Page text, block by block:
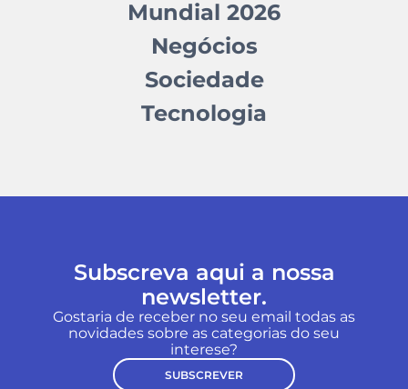
Mundial 2026
Negócios
Sociedade
Tecnologia
Subscreva aqui a nossa
newsletter.
Gostaria de receber no seu email todas as
novidades sobre as categorias do seu
interese?
SUBSCREVER